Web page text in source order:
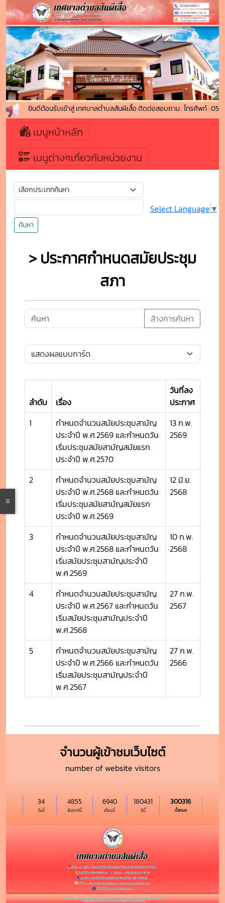
ยินดีต้อนรับเข้าสู่ เทศบาลตำบลสันผีเสื้อ ติดต่อสอบถาม : โทรศัพท์ : 053-
เมนูหน้าหลัก
เมนูต่างๆเกี่ยวกับหน่วยงาน
ค้นหา
Select Language ▼
> ประกาศกำหนดสมัยประชุม
สภา
ล้างการค้นหา
ลำดับ เรื่อง
วันที่ลง
ประกาศ
1
กำหนดจำนวนสมัยประชุมสามัญ
ประจำปี พ.ศ.2569 และกำหนดวัน
เริ่มประชุมสมัยสามัญสมัยแรก
ประจำปี พ.ศ.2570
13 ก.พ.
2569
2
กำหนดจำนวนสมัยประชุมสามัญ
ประจำปี พ.ศ.2568 และกำหนดวัน
เริ่มประชุมสมัยสามัญสมัยแรก
ประจำปี พ.ศ.2569
12 มิ.ย.
2568
3
กำหนดจำนวนสมัยประชุมสามัญ
ประจำปี พ.ศ.2568 และกำหนดวัน
เริ่มสมัยประชุมสามัญประจำปี
พ.ศ.2569
10 ก.พ.
2568
4
กำหนดจำนวนสมัยประชุมสามัญ
ประจำปี พ.ศ.2567 และกำหนดวัน
เริ่มสมัยประชุมสามัญประจำปี
พ.ศ.2568
27 ก.พ.
2567
5
กำหนดจำนวนสมัยประชุมสามัญ
ประจำปี พ.ศ.2566 และกำหนดวัน
เริ่มสมัยประชุมสามัญประจำปี
พ.ศ.2567
27 ก.พ.
2566
จำนวนผู้เข้าชมเว็บไซต์
number of website visitors
วันนี้
34
สัปดาห์นี้
4855
เดือนนี้
6940
ปีนี้
180431
ทั้งหมด
300316